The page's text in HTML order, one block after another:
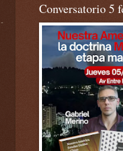
Conversatorio 5